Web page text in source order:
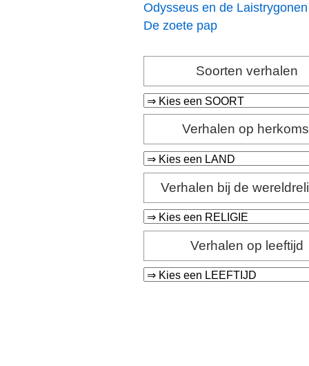
Odysseus en de Laistrygonen
De zoete pap
Soorten verhalen
Verhalen op
Verhalen bij de
Verhalen op leeftijd